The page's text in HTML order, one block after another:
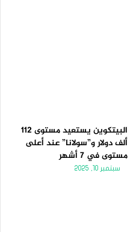
البيتكوين يستعيد مستوى 112
ألف دولار و”سولانا” عند أعلى
مستوى في 7 أشهر
سبتمبر 10, 2025